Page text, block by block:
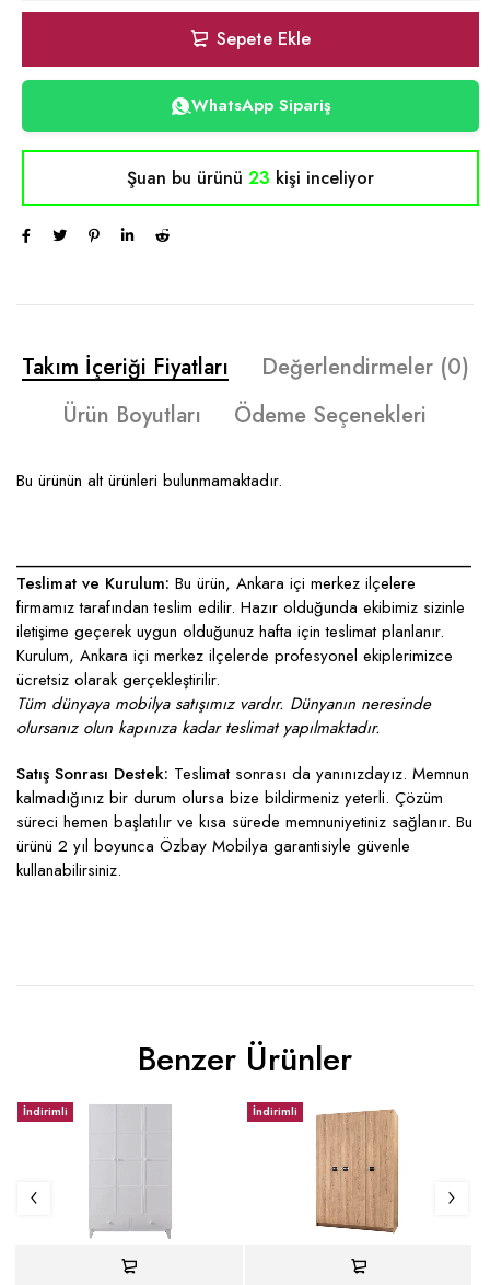
Sepete Ekle
WhatsApp Sipariş
Şuan bu ürünü 23 kişi inceliyor
Takım İçeriği Fiyatları
Değerlendirmeler (0)
Ürün Boyutları
Ödeme Seçenekleri
Bu ürünün alt ürünleri bulunmamaktadır.
____________________________________________________
Teslimat ve Kurulum: Bu ürün, Ankara içi merkez ilçelere
firmamız tarafından teslim edilir. Hazır olduğunda ekibimiz sizinle
iletişime geçerek uygun olduğunuz hafta için teslimat planlanır.
Kurulum, Ankara içi merkez ilçelerde profesyonel ekiplerimizce
ücretsiz olarak gerçekleştirilir.
Tüm dünyaya mobilya satışımız vardır. Dünyanın neresinde
olursanız olun kapınıza kadar teslimat yapılmaktadır.
Satış Sonrası Destek: Teslimat sonrası da yanınızdayız. Memnun
kalmadığınız bir durum olursa bize bildirmeniz yeterli. Çözüm
süreci hemen başlatılır ve kısa sürede memnuniyetiniz sağlanır. Bu
ürünü 2 yıl boyunca Özbay Mobilya garantisiyle güvenle
kullanabilirsiniz.
Benzer Ürünler
İndirimli İndirimli